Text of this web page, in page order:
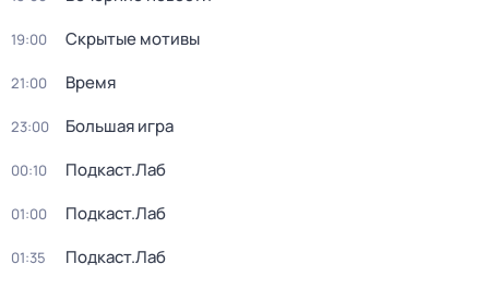
19:00 Скрытые мотивы
21:00 Время
23:00 Большая игра
00:10 Подкаст.Лаб
01:00 Подкаст.Лаб
01:35 Подкаст.Лаб